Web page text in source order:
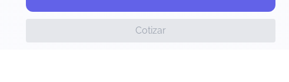
Cotizar